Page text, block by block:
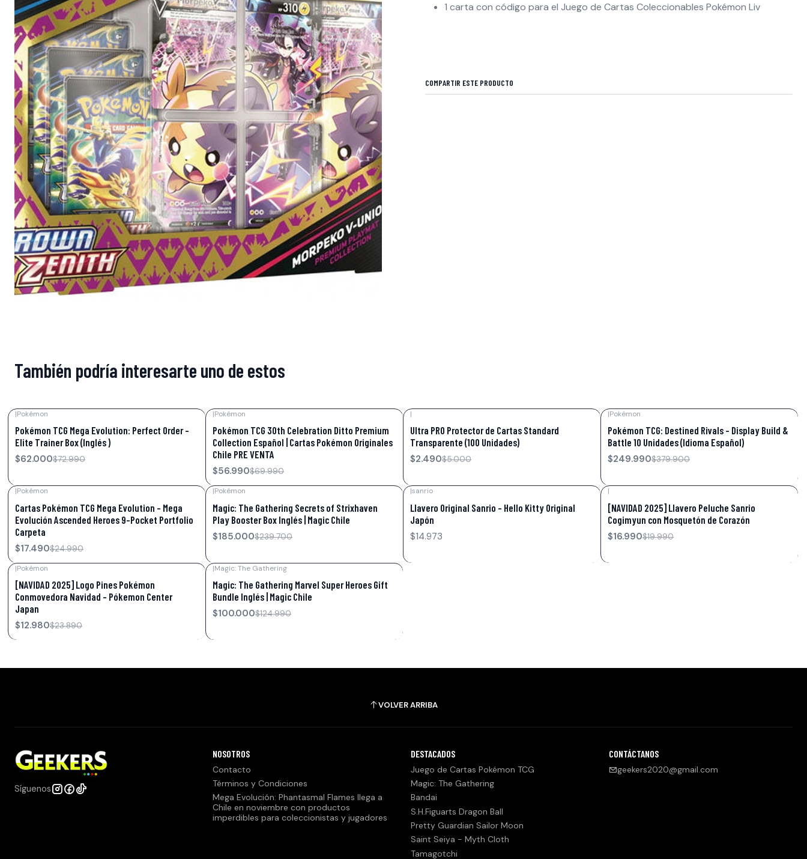
1 carta con código para el Juego de Cartas Coleccionables Pokémon Liv
COMPARTIR ESTE PRODUCTO
También podría interesarte uno de estos
|Pokémon
Pokémon TCG Mega Evolution: Perfect Order –
Elite Trainer Box (Inglés )
$62.000$72.990
|Pokémon
Pokémon TCG 30th Celebration Ditto Premium
Collection Español | Cartas Pokémon Originales
Chile PRE VENTA
$56.990$69.990
|
Ultra PRO Protector de Cartas Standard
Transparente (100 Unidades)
$2.490$5.000
|Pokémon
Pokémon TCG: Destined Rivals – Display Build &
Battle 10 Unidades (Idioma Español)
$249.990$379.900
|Pokémon
Cartas Pokémon TCG Mega Evolution – Mega
Evolución Ascended Heroes 9-Pocket Portfolio
Carpeta
$17.490$24.990
|Pokémon
Magic: The Gathering Secrets of Strixhaven
Play Booster Box Inglés | Magic Chile
$185.000$239.700
|sanrio
Llavero Original Sanrio – Hello Kitty Original
Japón
$14.973
|
[NAVIDAD 2025] Llavero Peluche Sanrio
Cogimyun con Mosquetón de Corazón
$16.990$19.990
|Pokémon
[NAVIDAD 2025] Logo Pines Pokémon
Conmovedora Navidad - Pókemon Center
Japan
$12.980$23.890
|Magic: The Gathering
Magic: The Gathering Marvel Super Heroes Gift
Bundle Inglés | Magic Chile
$100.000$124.990
VOLVER ARRIBA
Síguenos
NOSOTROS
Contacto
Términos y Condiciones
Mega Evolución: Phantasmal Flames llega a
Chile en noviembre con productos
imperdibles para coleccionistas y jugadores
DESTACADOS
Juego de Cartas Pokémon TCG
Magic: The Gathering
Bandai
S.H.Figuarts Dragon Ball
Pretty Guardian Sailor Moon
Saint Seiya - Myth Cloth
Tamagotchi
CONTÁCTANOS
geekers2020@gmail.com